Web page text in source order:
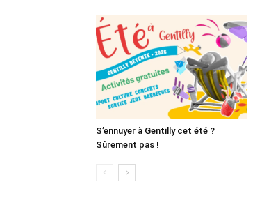
S’ennuyer à Gentilly cet été ?
Sûrement pas !